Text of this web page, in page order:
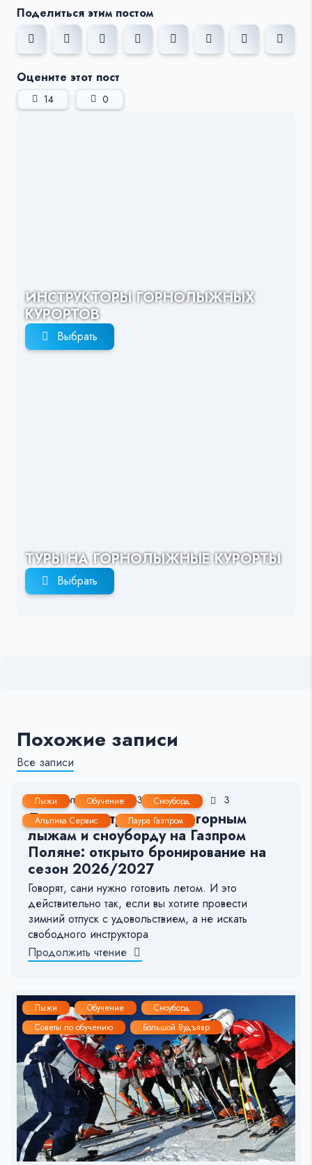
Поделиться этим постом
Оцените этот пост
14 0
ИНСТРУКТОРЫ ГОРНОЛЫЖНЫХ
КУРОРТОВ
Выбрать
ТУРЫ НА ГОРНОЛЫЖНЫЕ КУРОРТЫ
Выбрать
Похожие записи
Все записи
Лыжи Обучение
Сноуборд
Альпика Сервис
Лаура Газпром
10 Июл, 2026 2-3 мин. 35 3
Лучшие инструкторы по горным
лыжам и сноуборду на Газпром
Поляне: открыто бронирование на
сезон 2026/2027
Говорят, сани нужно готовить летом. И это
действительно так, если вы хотите провести
зимний отпуск с удовольствием, а не искать
свободного инструктора
Продолжить чтение
Лыжи Обучение
Сноуборд
Советы по обучению
Большой Вудъявр